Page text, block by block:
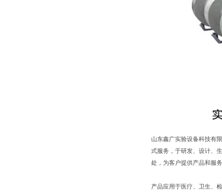
山东鑫广实验设备科技有
式服务，于研发、设计、
处，为客户提供产品和服
产品应用于医疗、卫生、